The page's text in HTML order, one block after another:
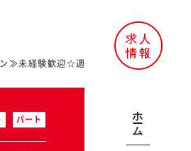
ホーム
≫未経験歓迎☆週2日～OK◇ランチタイ
パート